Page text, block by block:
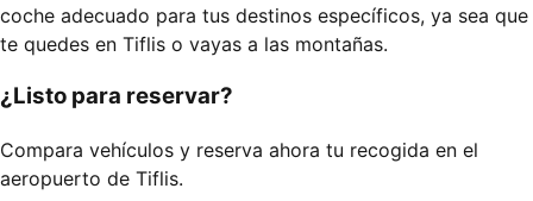
coche adecuado para tus destinos específicos, ya sea que
te quedes en Tiflis o vayas a las montañas.
¿Listo para reservar?
Compara vehículos y reserva ahora tu recogida en el
aeropuerto de Tiflis.